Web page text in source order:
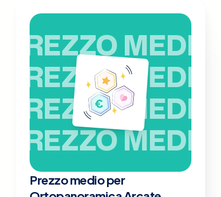
PREZZO MEDIO
PREZZO MEDIO
PREZZO MEDIO
PREZZO MEDIO
Prezzo medio per